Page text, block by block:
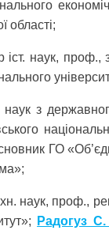
області;
іст. наук, проф.,
наук з
ГО
наук, проф.,
Радогуз